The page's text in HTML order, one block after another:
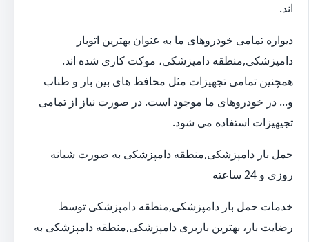
اند.
دیواره تمامی خودروهای ما به عنوان بهترین اتوبار
دامپزشکی,منطقه دامپزشکی، موکت کاری شده اند.
همچنین تمامی تجهیزات مثل محافظ های بین بار و طناب
و... در خودروهای ما موجود است. در صورت نیاز از تمامی
تجیهیزات استفاده می شود.
حمل بار دامپزشکی,منطقه دامپزشکی به صورت شبانه
روزی و 24 ساعته
خدمات حمل بار دامپزشکی,منطقه دامپزشکی توسط
رضایت بار، بهترین باربری دامپزشکی,منطقه دامپزشکی به